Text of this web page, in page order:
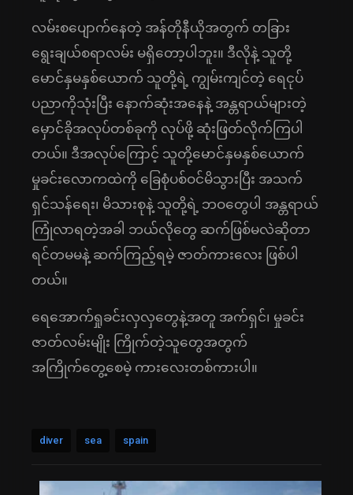
လမ်းစပျောက်နေတဲ့ အန်တိုနီယိုအတွက် တခြား
ရွေးချယ်စရာလမ်း မရှိတော့ပါဘူး။ ဒီလိုနဲ့ သူတို့
မောင်နှမနှစ်ယောက် သူတို့ရဲ့ ကျွမ်းကျင်တဲ့ ရေငုပ်
ပညာကိုသုံးပြီး နောက်ဆုံးအနေနဲ့ အန္တရာယ်များတဲ့
မှောင်ခိုအလုပ်တစ်ခုကို လုပ်ဖို့ ဆုံးဖြတ်လိုက်ကြပါ
တယ်။ ဒီအလုပ်ကြောင့် သူတို့မောင်နှမနှစ်ယောက်
မှုခင်းလောကထဲကို ခြေစုံပစ်ဝင်မိသွားပြီး အသက်
ရှင်သန်ရေး၊ မိသားစုနဲ့ သူတို့ရဲ့ ဘဝတွေပါ အန္တရာယ်
ကြုံလာရတဲ့အခါ ဘယ်လိုတွေ ဆက်ဖြစ်မလဲဆိုတာ
ရင်တမမနဲ့ ဆက်ကြည့်ရမဲ့ ဇာတ်ကားလေး ဖြစ်ပါ
တယ်။
ရေအောက်ရှုခင်းလှလှတွေနဲ့အတူ အက်ရှင်၊ မှုခင်း
ဇာတ်လမ်းမျိုး ကြိုက်တဲ့သူတွေအတွက်
အကြိုက်တွေ့စေမဲ့ ကားလေးတစ်ကားပါ။
diver sea spain